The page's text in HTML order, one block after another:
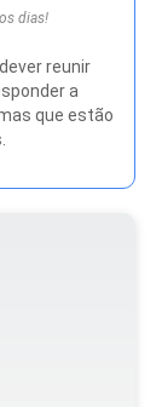
dias!
reunir
a
que estão